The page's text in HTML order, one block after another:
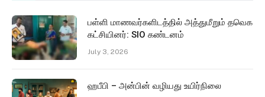
பள்ளி மாணவர்களிடத்தில் அத்துமீறும் தவெக
கட்சியினர்: SIO கண்டனம்
July 3, 2026
ஹபீபி – அன்பின் வழியது உயிர்நிலை